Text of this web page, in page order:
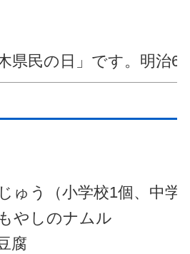
県民の日」です。明治
ゅう（小学校1個、中学
やしのナムル
腐